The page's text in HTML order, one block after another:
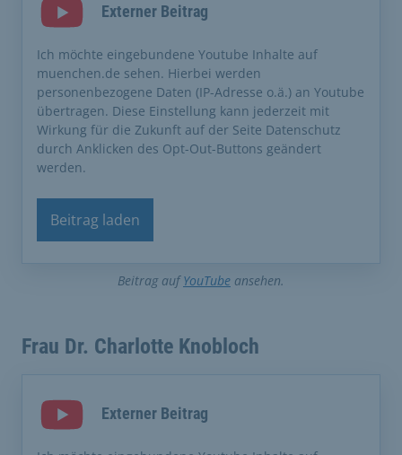
Externer Beitrag
Ich möchte eingebundene Youtube Inhalte auf
muenchen.de sehen. Hierbei werden
personenbezogene Daten (IP-Adresse o.ä.) an Youtube
übertragen. Diese Einstellung kann jederzeit mit
Wirkung für die Zukunft auf der Seite Datenschutz
durch Anklicken des Opt-Out-Buttons geändert
werden.
Beitrag laden
Beitrag aufYouTube ansehen.
Frau Dr. Charlotte Knobloch
Externer Beitrag